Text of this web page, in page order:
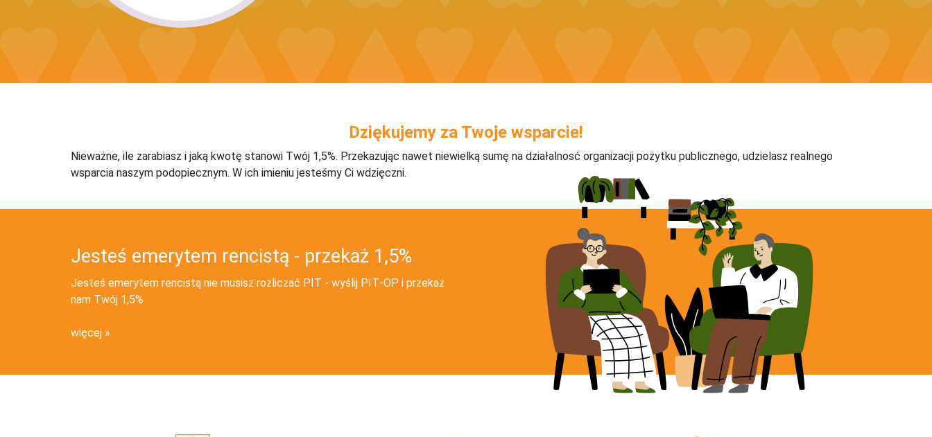
Dziękujemy za Twoje wsparcie!
Nieważne, ile zarabiasz i jaką kwotę stanowi Twój 1,5%. Przekazując nawet niewielką sumę na działalnosć organizacji pożytku publicznego, udzielasz realnego
wsparcia naszym podopiecznym. W ich imieniu jesteśmy Ci wdzięczni.
Jesteś emerytem rencistą - przekaż 1,5%
Jesteś emerytem rencistą nie musisz rozliczać PIT - wyślij PIT‑OP i przekaż
nam Twój 1,5%
więcej